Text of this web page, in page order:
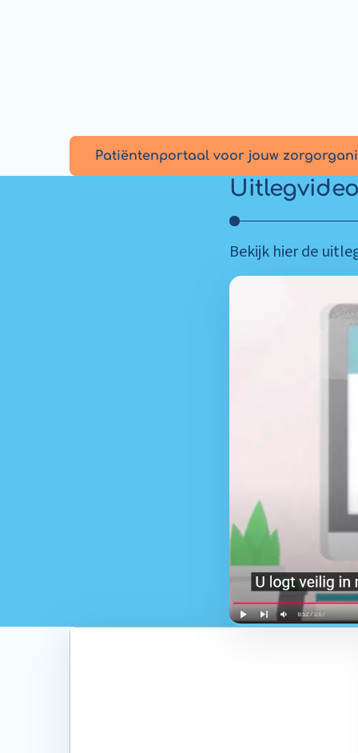
Patiëntenportaal voor jouw
Bekijk hier de
Read